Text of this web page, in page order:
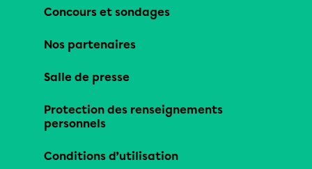
Concours et sondages
Nos partenaires
Salle de presse
Protection des renseignements
personnels
Conditions d’utilisation